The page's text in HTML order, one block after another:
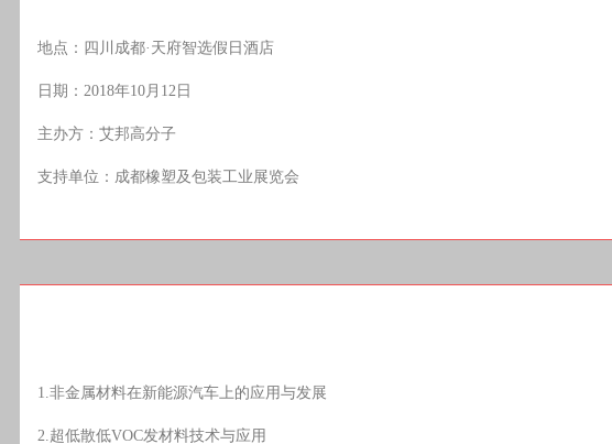
地点：四川成都·天府智选假日酒店
日期：2018年10月12日
主办方：艾邦高分子
支持单位：成都橡塑及包装工业展览会
1.非金属材料在新能源汽车上的应用与发展
2.超低散低VOC发材料技术与应用